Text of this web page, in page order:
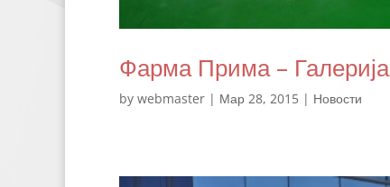
Фарма Прима – Галерија
by webmaster | Мар 28, 2015 | Новости